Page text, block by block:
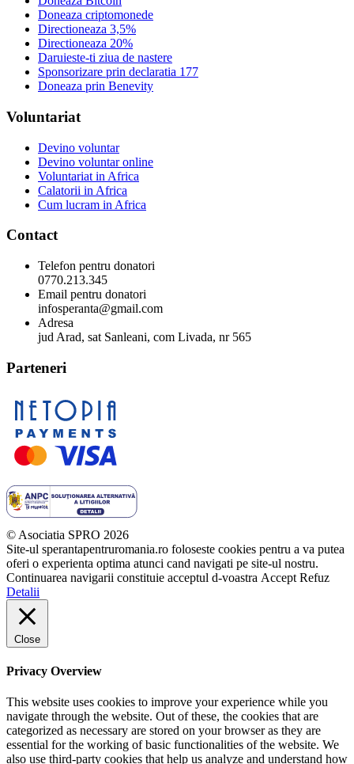
Doneaza criptomonede
Directioneaza 3,5%
Directioneaza 20%
Daruieste-ti ziua de nastere
Sponsorizare prin declaratia 177
Doneaza prin Benevity
Voluntariat
Devino voluntar
Devino voluntar online
Voluntariat in Africa
Calatorii in Africa
Cum lucram in Africa
Contact
Telefon pentru donatori
0770.213.345
Email pentru donatori
infosperanta@gmail.com
Adresa
jud Arad, sat Sanleani, com Livada, nr 565
Parteneri
© Asociatia SPRO 2026
Site-ul sperantapentruromania.ro foloseste cookies pentru a va putea
oferi o experienta optima atunci cand navigati pe site-ul nostru.
Continuarea navigarii constituie acceptul d-voastra Accept Refuz
Detalii
Close
Privacy Overview
This website uses cookies to improve your experience while you
navigate through the website. Out of these, the cookies that are
categorized as necessary are stored on your browser as they are
essential for the working of basic functionalities of the website. We
also use third-party cookies that help us analyze and understand how